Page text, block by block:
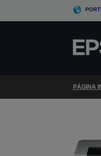
PÁGINA